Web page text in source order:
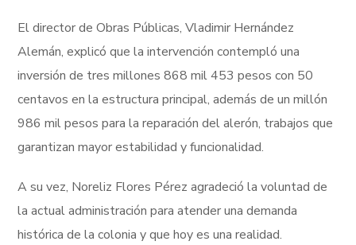
El director de Obras Públicas, Vladimir Hernández
Alemán, explicó que la intervención contempló una
inversión de tres millones 868 mil 453 pesos con 50
centavos en la estructura principal, además de un millón
986 mil pesos para la reparación del alerón, trabajos que
garantizan mayor estabilidad y funcionalidad.
A su vez, Noreliz Flores Pérez agradeció la voluntad de
la actual administración para atender una demanda
histórica de la colonia y que hoy es una realidad.